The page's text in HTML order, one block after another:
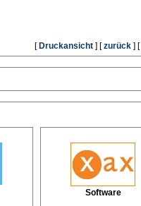
[Druckansicht ] [zurück ] [
Software